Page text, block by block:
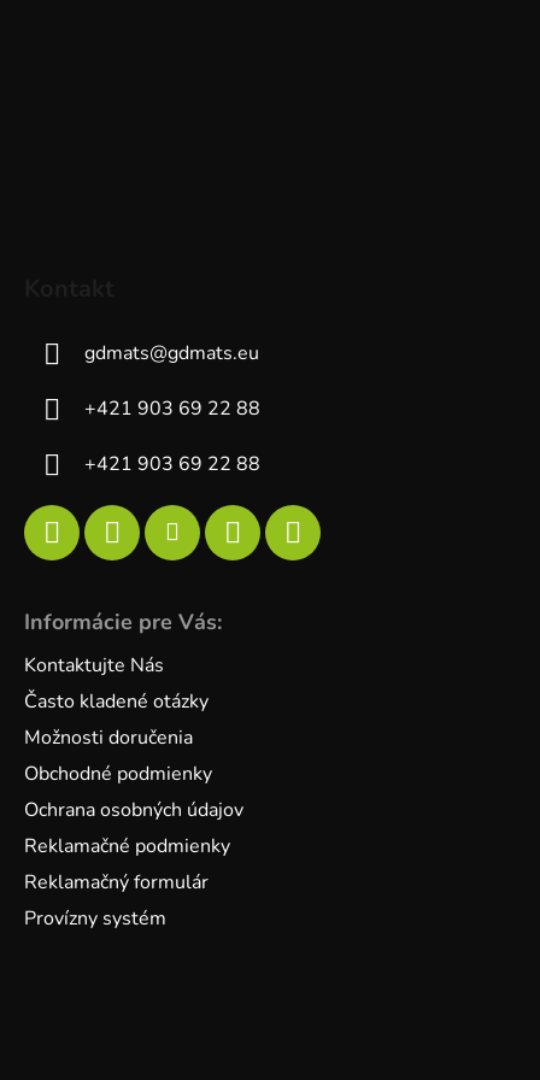
gdmats@gdmats.eu
+421 903 69 22 88
+421 903 69 22 88
Informácie pre Vás:
Kontaktujte Nás
Často kladené otázky
Možnosti doručenia
Obchodné podmienky
Ochrana osobných údajov
Reklamačné podmienky
Reklamačný formulár
Provízny systém